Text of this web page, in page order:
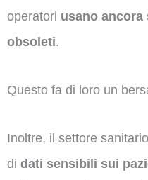
operatori usano
obsoleti.
Questo fa di loro un
Inoltre, il settore
di dati sensibili sui